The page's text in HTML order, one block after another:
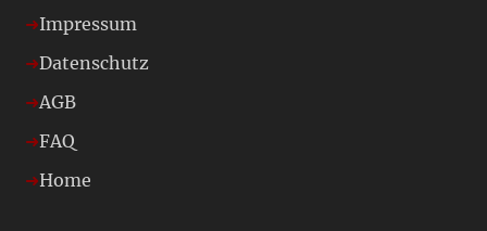
Impressum
Datenschutz
AGB
FAQ
Home